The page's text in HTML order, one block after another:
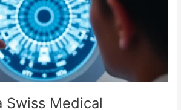
Swiss Medical